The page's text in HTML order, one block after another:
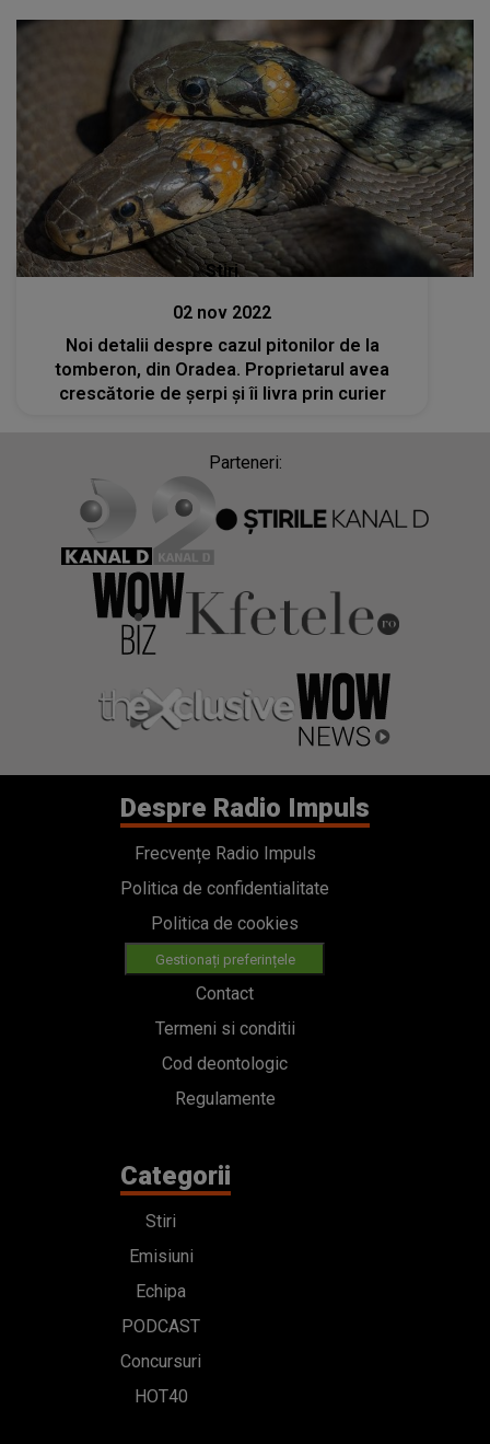
Stiri
02 nov 2022
Noi detalii despre cazul pitonilor de la
tomberon, din Oradea. Proprietarul avea
crescătorie de șerpi și îi livra prin curier
Parteneri:
Despre Radio Impuls
Frecvențe Radio Impuls
Politica de confidentialitate
Politica de cookies
Gestionați preferințele
Contact
Termeni si conditii
Cod deontologic
Regulamente
Categorii
Stiri
Emisiuni
Echipa
PODCAST
Concursuri
HOT40